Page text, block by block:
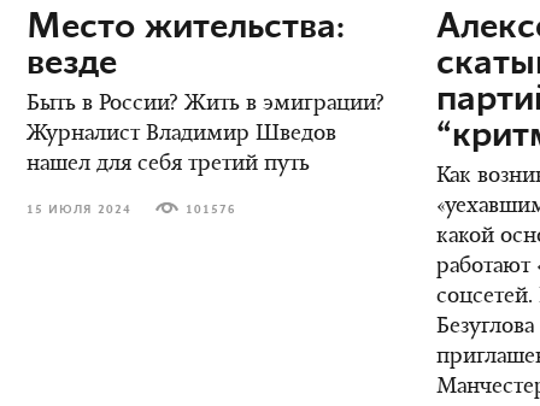
Место жительства:
везде
Быть в России? Жить в эмиграции?
Журналист Владимир Шведов
нашел для себя третий путь
15 ИЮЛЯ 2024 101576
Как
какой
работают